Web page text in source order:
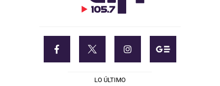
LO ÚLTIMO